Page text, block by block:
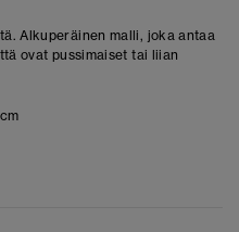
Alkuperäinen malli, joka antaa
ovat pussimaiset tai liian